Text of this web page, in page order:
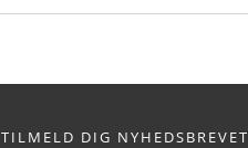
TILMELD DIG NYHEDSBREVET